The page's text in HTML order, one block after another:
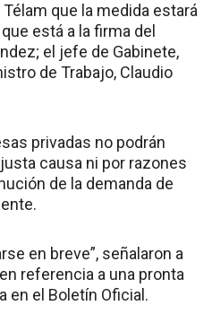
que la medida estará
está a la firma del
el jefe de Gabinete,
de Trabajo, Claudio
privadas no podrán
causa ni por razones
de la demanda de
en breve”, señalaron a
referencia a una pronta
en el Boletín Oficial.